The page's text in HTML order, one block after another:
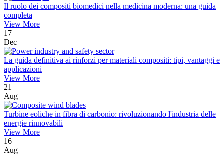
Il ruolo dei compositi biomedici nella medicina moderna: una guida
completa
View More
17
Dec
La guida definitiva ai rinforzi per materiali compositi: tipi, vantaggi e
applicazioni
View More
21
Aug
Turbine eoliche in fibra di carbonio: rivoluzionando l'industria delle
energie rinnovabili
View More
16
Aug